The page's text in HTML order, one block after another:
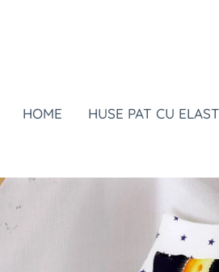
HOME HUSE PAT CU